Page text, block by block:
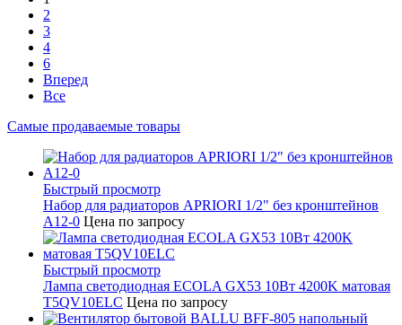
2
3
4
6
Вперед
Все
Самые продаваемые товары
Быстрый просмотр
Набор для радиаторов APRIORI 1/2" без кронштейнов
A12-0 Цена по запросу
Быстрый просмотр
Лампа светодиодная ECOLA GX53 10Вт 4200K матовая
T5QV10ELC Цена по запросу